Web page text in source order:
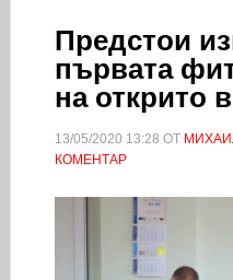
Предстои
първата
на открито
13/05/2020 13:28 ОТ
КОМЕНТАР